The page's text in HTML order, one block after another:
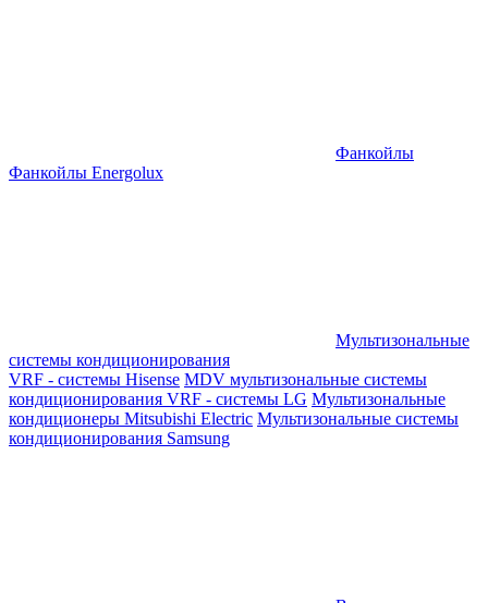
Фанкойлы
Фанкойлы Energolux
Мультизональные
системы кондиционирования
VRF - системы Hisense MDV мультизональные системы
кондиционирования VRF - системы LG Мультизональные
кондиционеры Mitsubishi Electric Мультизональные системы
кондиционирования Samsung